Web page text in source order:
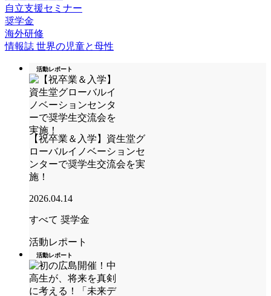
自立支援セミナー
奨学金
海外研修
情報誌 世界の児童と母性
活動レポート
【祝卒業＆入学】資生堂グ
ローバルイノベーションセ
ンターで奨学生交流会を実
施！
2026.04.14
すべて 奨学金
活動レポート
活動レポート